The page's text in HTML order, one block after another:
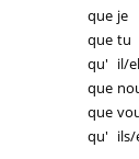
que je
que tu
qu' il/
que
que
qu' ils/